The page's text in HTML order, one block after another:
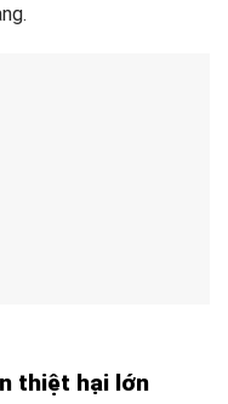
thiệt hại lớn